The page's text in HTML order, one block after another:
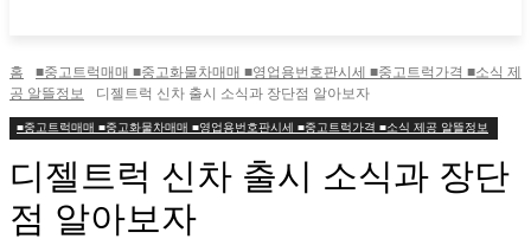
홈
■중고트럭매매 ■중고화물차매매 ■영업용번호판시세 ■중고트럭가격 ■소식 제
공 알뜰정보
디젤트럭 신차 출시 소식과 장단점 알아보자
■중고트럭매매 ■중고화물차매매 ■영업용번호판시세 ■중고트럭가격 ■소식 제공 알뜰정보
디젤트럭 신차 출시 소식과 장단
점 알아보자